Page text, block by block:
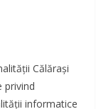
Călăraşi
privind
informatice